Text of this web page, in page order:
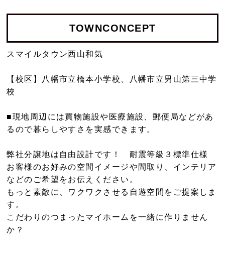
TOWNCONCEPT
スマイルタウン西山和気
【校区】八幡市立橋本小学校、八幡市立男山第三中学
校
■現地周辺には買物施設や医療施設、郵便局などがあ
るので暮らしやすさを実感できます。
弊社分譲地は自由設計です！ 耐震等級３標準仕様
お客様のお好みの空間イメージや間取り、インテリア
などのご希望をお伝えください。
もっと素敵に、ワクワクさせる自遊空間をご提案しま
す。
こだわりのつまったマイホームを一緒に作りません
か？